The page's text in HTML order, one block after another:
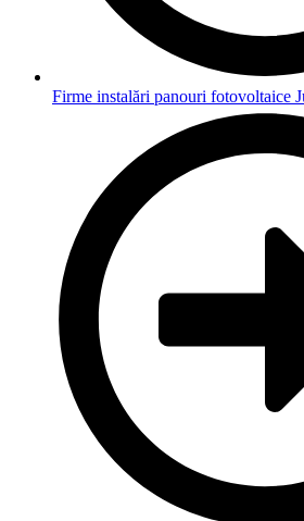
Firme instalări panouri fotovoltaice